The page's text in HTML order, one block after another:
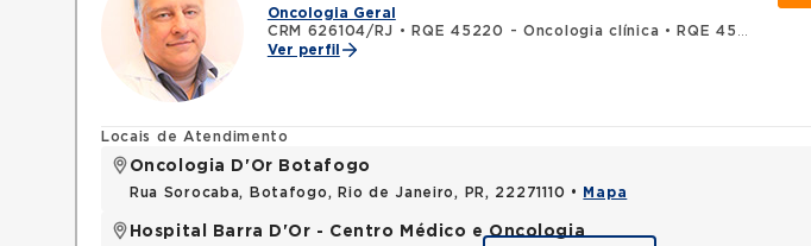
Oncologia Geral
CRM 626104/RJ • RQE 45220 - Oncologia clínica •
RQE 45221 - Hematologia e hemoterapia
Ver perfil
Locais de Atendimento
Oncologia D'Or Botafogo
Rua Sorocaba, Botafogo, Rio de Janeiro, PR, 22271110 • Mapa
Hospital Barra D'Or - Centro Médico e Oncologia